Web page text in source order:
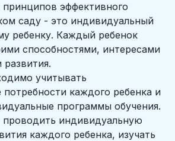
эффективного
саду - это индивидуальный
ребенку. Каждый ребенок
способностями, интересами
развития.
учитывать
каждого ребенка и
программы обучения.
индивидуальную
каждого ребенка, изучать